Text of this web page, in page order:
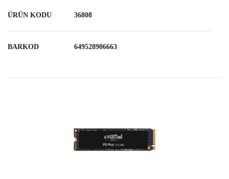
ÜRÜN KODU 36808
BARKOD 649528906663